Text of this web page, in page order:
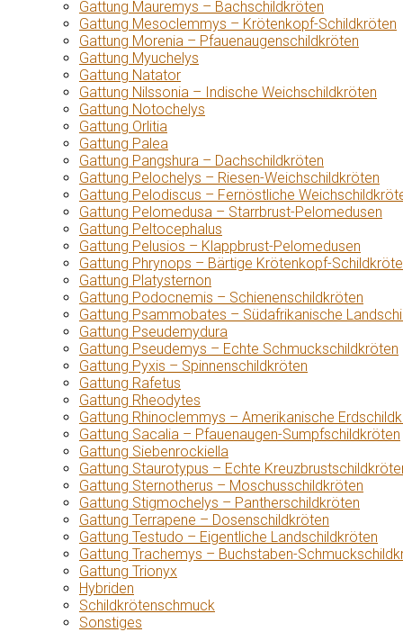
Gattung Mauremys – Bachschildkröten
Gattung Mesoclemmys – Krötenkopf-Schildkröten
Gattung Morenia – Pfauenaugenschildkröten
Gattung Myuchelys
Gattung Natator
Gattung Nilssonia – Indische Weichschildkröten
Gattung Notochelys
Gattung Orlitia
Gattung Palea
Gattung Pangshura – Dachschildkröten
Gattung Pelochelys – Riesen-Weichschildkröten
Gattung Pelodiscus – Fernöstliche
Gattung Pelomedusa – Starrbrust-Pelomedusen
Gattung Peltocephalus
Gattung Pelusios – Klappbrust-Pelomedusen
Gattung Phrynops – Bärtige Krötenkopf-
Gattung Platysternon
Gattung Podocnemis – Schienenschildkröten
Gattung Psammobates – Südafrikanische
Gattung Pseudemydura
Gattung Pseudemys – Echte Schmuckschildkröten
Gattung Pyxis – Spinnenschildkröten
Gattung Rafetus
Gattung Rheodytes
Gattung Rhinoclemmys – Amerikanische
Gattung Sacalia – Pfauenaugen-Sumpfschildkröten
Gattung Siebenrockiella
Gattung Staurotypus – Echte
Gattung Sternotherus – Moschusschildkröten
Gattung Stigmochelys – Pantherschildkröten
Gattung Terrapene – Dosenschildkröten
Gattung Testudo – Eigentliche Landschildkröten
Gattung Trachemys – Buchstaben-
Gattung Trionyx
Hybriden
Schildkrötenschmuck
Sonstiges